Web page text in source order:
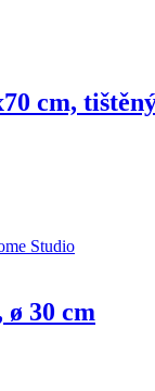
cm,
ø 30 cm